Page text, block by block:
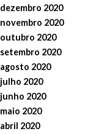
dezembro 2020
novembro 2020
outubro 2020
setembro 2020
agosto 2020
julho 2020
junho 2020
maio 2020
abril 2020